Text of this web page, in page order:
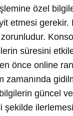
özel
etmesi gerekir.
süresini
önce online
zamanında
güncel
şekilde